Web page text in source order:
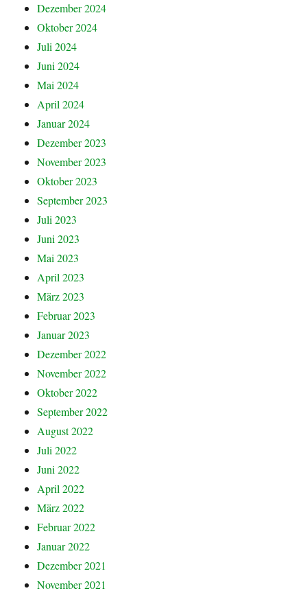
Dezember 2024
Oktober 2024
Juli 2024
Juni 2024
Mai 2024
April 2024
Januar 2024
Dezember 2023
November 2023
Oktober 2023
September 2023
Juli 2023
Juni 2023
Mai 2023
April 2023
März 2023
Februar 2023
Januar 2023
Dezember 2022
November 2022
Oktober 2022
September 2022
August 2022
Juli 2022
Juni 2022
April 2022
März 2022
Februar 2022
Januar 2022
Dezember 2021
November 2021